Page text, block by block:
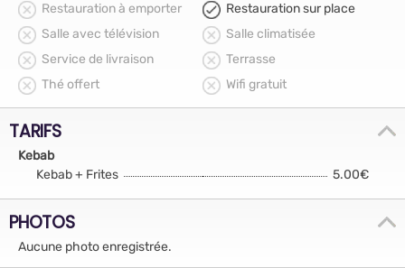
Restauration à emporter
Restauration sur place
Salle avec télévision
Salle climatisée
Service de livraison
Terrasse
Thé offert
Wifi gratuit
TARIFS
Kebab
Kebab + Frites
5.00€
PHOTOS
Aucune photo enregistrée.